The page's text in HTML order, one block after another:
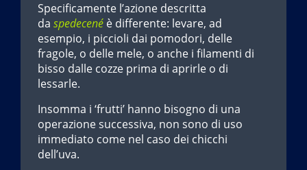
Specificamente l’azione descritta
da spedecené è differente: levare, ad
esempio, i piccioli dai pomodori, delle
fragole, o delle mele, o anche i filamenti di
bisso dalle cozze prima di aprirle o di
lessarle.
Insomma i ‘frutti’ hanno bisogno di una
operazione successiva, non sono di uso
immediato come nel caso dei chicchi
dell’uva.